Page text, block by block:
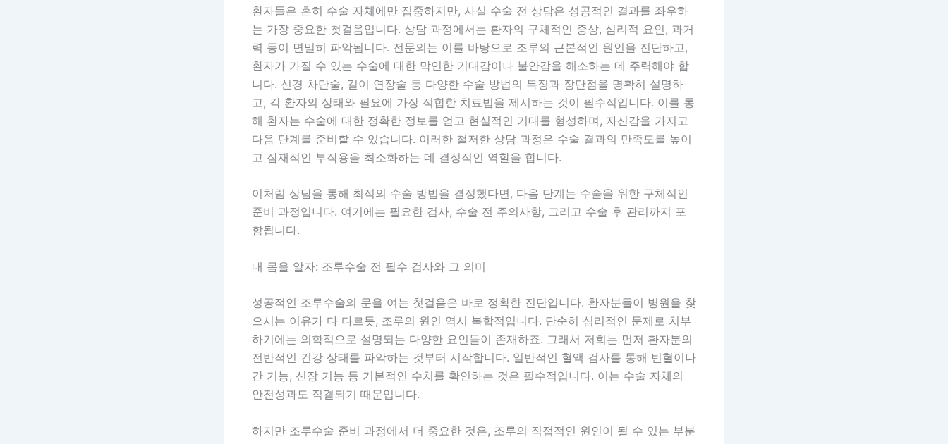
환자들은 흔히 수술 자체에만 집중하지만, 사실 수술 전 상담은 성공적인 결과를 좌우하
는 가장 중요한 첫걸음입니다. 상담 과정에서는 환자의 구체적인 증상, 심리적 요인, 과거
력 등이 면밀히 파악됩니다. 전문의는 이를 바탕으로 조루의 근본적인 원인을 진단하고,
환자가 가질 수 있는 수술에 대한 막연한 기대감이나 불안감을 해소하는 데 주력해야 합
니다. 신경 차단술, 길이 연장술 등 다양한 수술 방법의 특징과 장단점을 명확히 설명하
고, 각 환자의 상태와 필요에 가장 적합한 치료법을 제시하는 것이 필수적입니다. 이를 통
해 환자는 수술에 대한 정확한 정보를 얻고 현실적인 기대를 형성하며, 자신감을 가지고
다음 단계를 준비할 수 있습니다. 이러한 철저한 상담 과정은 수술 결과의 만족도를 높이
고 잠재적인 부작용을 최소화하는 데 결정적인 역할을 합니다.
이처럼 상담을 통해 최적의 수술 방법을 결정했다면, 다음 단계는 수술을 위한 구체적인
준비 과정입니다. 여기에는 필요한 검사, 수술 전 주의사항, 그리고 수술 후 관리까지 포
함됩니다.
내 몸을 알자: 조루수술 전 필수 검사와 그 의미
성공적인 조루수술의 문을 여는 첫걸음은 바로 정확한 진단입니다. 환자분들이 병원을 찾
으시는 이유가 다 다르듯, 조루의 원인 역시 복합적입니다. 단순히 심리적인 문제로 치부
하기에는 의학적으로 설명되는 다양한 요인들이 존재하죠. 그래서 저희는 먼저 환자분의
전반적인 건강 상태를 파악하는 것부터 시작합니다. 일반적인 혈액 검사를 통해 빈혈이나
간 기능, 신장 기능 등 기본적인 수치를 확인하는 것은 필수적입니다. 이는 수술 자체의
안전성과도 직결되기 때문입니다.
하지만 조루수술 준비 과정에서 더 중요한 것은, 조루의 직접적인 원인이 될 수 있는 부분